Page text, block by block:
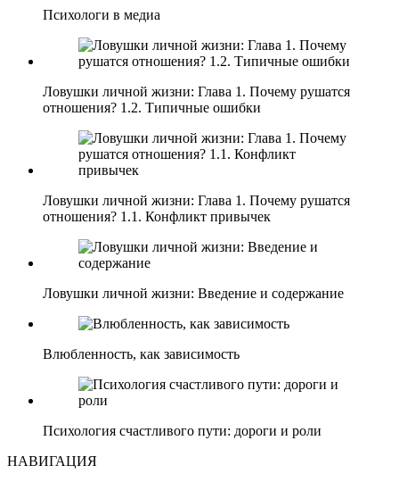
Психологи в медиа
Ловушки личной жизни: Глава 1. Почему рушатся
отношения? 1.2. Типичные ошибки
Ловушки личной жизни: Глава 1. Почему рушатся
отношения? 1.1. Конфликт привычек
Ловушки личной жизни: Введение и содержание
Влюбленность, как зависимость
Психология счастливого пути: дороги и роли
НАВИГАЦИЯ